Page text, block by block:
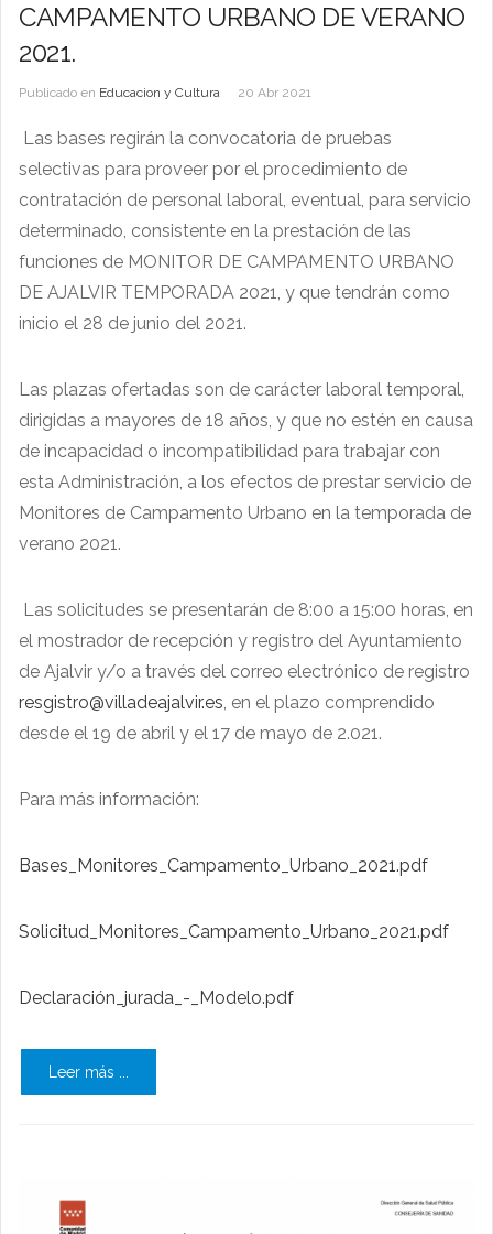
CAMPAMENTO URBANO DE VERANO
2021.
Publicado en Educacion y Cultura 20 Abr 2021
Las bases regirán la convocatoria de pruebas
selectivas para proveer por el procedimiento de
contratación de personal laboral, eventual, para servicio
determinado, consistente en la prestación de las
funciones de MONITOR DE CAMPAMENTO URBANO
DE AJALVIR TEMPORADA 2021, y que tendrán como
inicio el 28 de junio del 2021.
Las plazas ofertadas son de carácter laboral temporal,
dirigidas a mayores de 18 años, y que no estén en causa
de incapacidad o incompatibilidad para trabajar con
esta Administración, a los efectos de prestar servicio de
Monitores de Campamento Urbano en la temporada de
verano 2021.
Las solicitudes se presentarán de 8:00 a 15:00 horas, en
el mostrador de recepción y registro del Ayuntamiento
de Ajalvir y/o a través del correo electrónico de registro
resgistro@villadeajalvir.es, en el plazo comprendido
desde el 19 de abril y el 17 de mayo de 2.021.
Para más información:
Bases_Monitores_Campamento_Urbano_2021.pdf
Solicitud_Monitores_Campamento_Urbano_2021.pdf
Declaración_jurada_-_Modelo.pdf
Leer más ...